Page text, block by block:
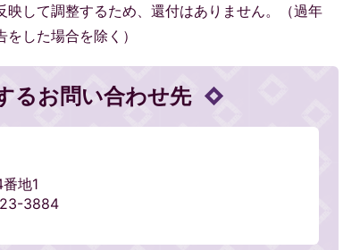
して調整するため、還付はありません。（過年
した場合を除く）
るお問い合わせ先
地1
3884